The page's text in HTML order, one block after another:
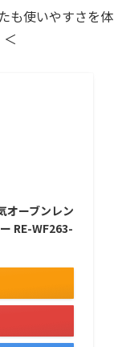
も使いやすさを体
オーブンレン
RE-WF263-